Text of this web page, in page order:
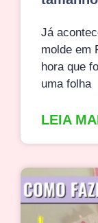
Já
molde em
hora que
uma folha
LEIA